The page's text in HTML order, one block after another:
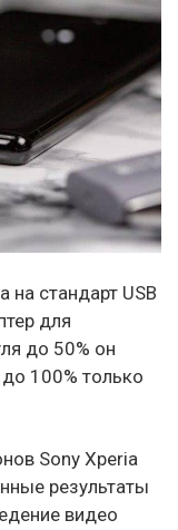
стандарт USB
для
до 50% он
100% только
Sony Xperia
результаты
видео